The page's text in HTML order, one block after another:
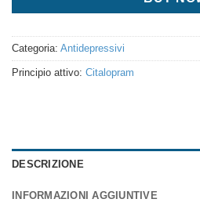
Categoria: Antidepressivi
Principio attivo: Citalopram
DESCRIZIONE
INFORMAZIONI AGGIUNTIVE